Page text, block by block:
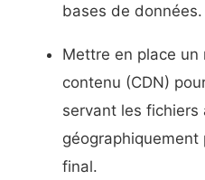
bases de données.
Mettre en place
contenu (CDN)
servant les fichiers
géographiquement
final.